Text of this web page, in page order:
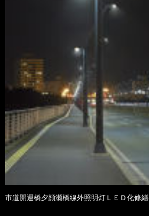
市道開運橋夕顔瀬橋線外照明灯ＬＥＤ化修繕